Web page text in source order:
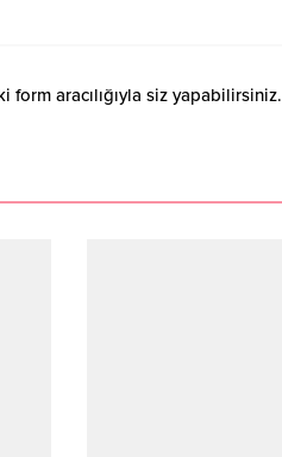
form aracılığıyla siz yapabilirsiniz.